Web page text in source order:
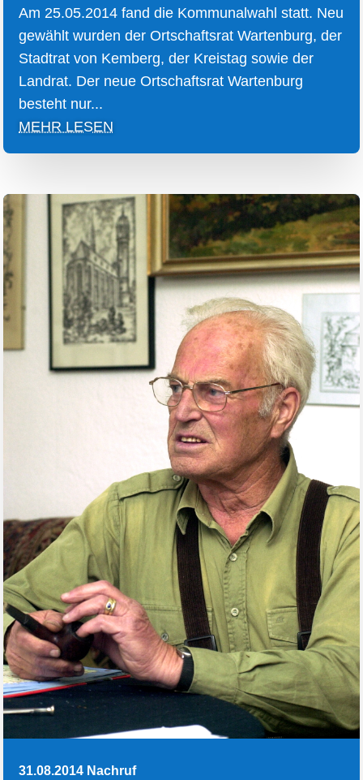
Am 25.05.2014 fand die Kommunalwahl statt. Neu
gewählt wurden der Ortschaftsrat Wartenburg, der
Stadtrat von Kemberg, der Kreistag sowie der
Landrat. Der neue Ortschaftsrat Wartenburg
besteht nur...
MEHR LESEN
31.08.2014 Nachruf